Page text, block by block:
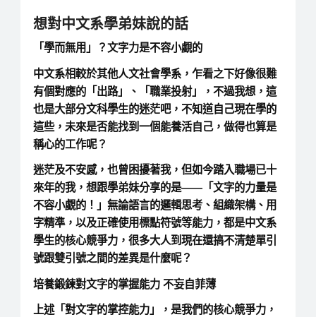
想對中文系學弟妹說的話
「學而無用」？文字力是不容小覷的
中文系相較於其他人文社會學系，乍看之下好像很難
有個對應的「出路」、「職業投射」，不過我想，這
也是大部分文科學生的迷茫吧，不知道自己現在學的
這些，未來是否能找到一個能養活自己，做得也算是
稱心的工作呢？
迷茫及不安感，也曾困擾著我，但如今踏入職場已十
來年的我，想跟學弟妹分享的是——「文字的力量是
不容小覷的！」無論語言的邏輯思考、組織架構、用
字精準，以及正確使用標點符號等能力，都是中文系
學生的核心競爭力，很多大人到現在還搞不清楚單引
號跟雙引號之間的差異是什麼呢？
培養鍛鍊對文字的掌握能力 不妄自菲薄
上述「對文字的掌控能力」，是我們的核心競爭力，